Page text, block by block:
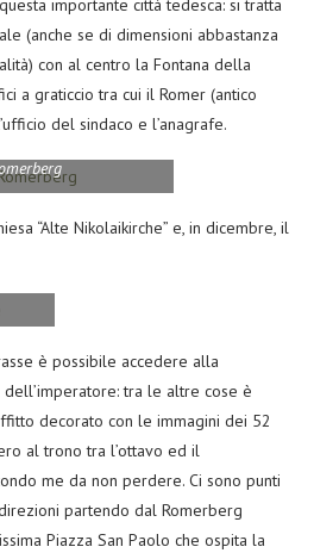
importante città tedesca: si tratta
(anche se di dimensioni abbastanza
con al centro la Fontana della
a graticcio tra cui il Romer (antico
del sindaco e l’anagrafe.
“Alte Nikolaikirche” e, in dicembre, il
è possibile accedere alla
tra le altre cose è
decorato con le immagini dei 52
al trono tra l’ottavo ed il
me da non perdere. Ci sono punti
partendo dal Romerberg
Piazza San Paolo che ospita la